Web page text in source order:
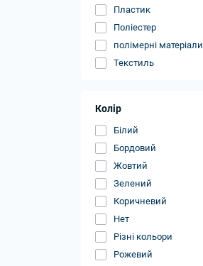
Пластик
Поліестер
полімерні матеріали
Текстиль
Колір
Білий
Бордовий
Жовтий
Зелений
Коричневий
Нет
Різні кольори
Рожевий